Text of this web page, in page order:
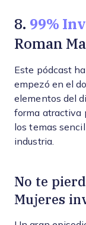
8. 99%
Roman
Este pódcast
empezó en el
elementos del
forma atractiva
los temas
industria.
No te
Mujeres